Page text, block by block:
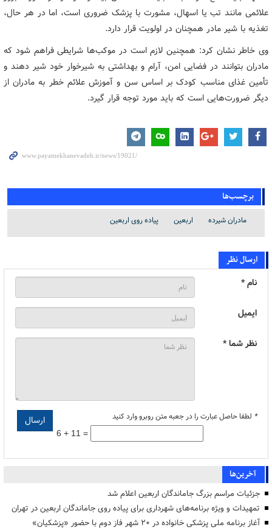
علائمی مانند تب یا اسهال، مشورت با پزشک ضروری است، اما در هر حال،
تغذیه با شیر مادر همچنان در اولویت قرار دارد.
وی خاطر نشان کرد: همچنین لازم است در موکب‌ها شرایطی فراهم شود که
مادران بتوانند در فضایی امن، آرام و بهداشتی به شیرخوار خود شیر دهند و
تأمین غذای مناسب کودک بر اساس سن و آموزش علائم خطر به مادران از
دیگر ضرورت‌هایی است که باید مورد توجه قرار گیرد.
برچسب‌ها
مادران شیرده اربعین پیاده روی اربعین
ارسال نظر
نام *
ایمیل
نظر شما *
* لطفا حاصل عبارت را در جعبه متن روبرو وارد کنید
6 + 11 =
آخرین‌ها
جزئیات مراسم بزرگ جاماندگان اربعین اعلام شد
تمهیدات و ویژه برنامه‌های شهرداری برای پیاده روی جاماندگان اربعین در تهران
آغاز برنامه ملی پزشکی خانواده در ۲۰ شهر فاز دوم با حضور «پزشکیان»